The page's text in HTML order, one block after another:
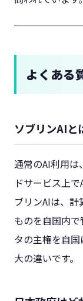
よくある
ソブリンAIと
通常のAI利用は
ドサービス上
ブリンAIは、
ものを自国内
タの主権を自
大の違いです。